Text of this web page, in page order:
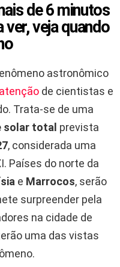
de 6 minutos
veja quando
astronômico
atenção de cientistas e
Trata-se de uma
solar total prevista
, considerada uma
Países do norte da
e Marrocos, serão
surpreender pela
na cidade de
uma das vistas